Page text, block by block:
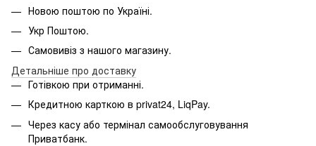
Новою поштою по Україні.
Укр Поштою.
Самовивіз з нашого магазину.
Детальніше про доставку
Готівкою при отриманні.
Кредитною карткою в privat24, LiqPay.
Через касу або термінал самообслуговування
Приватбанк.